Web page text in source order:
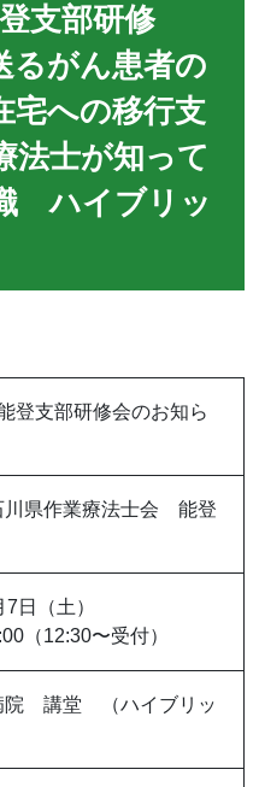
支部研修
がん患者の
宅への移行支
法士が知って
ハイブリッ
登支部研修会のお知ら
川県作業療法士会 能登
日（土）
（12:30〜受付）
院 講堂 （ハイブリッ